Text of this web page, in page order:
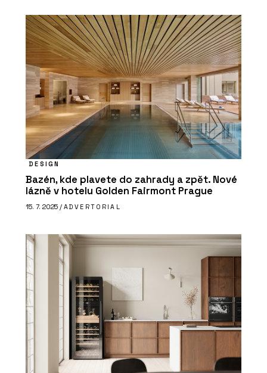
DESIGN
Bazén, kde plavete do zahrady a zpět. Nové
lázně v hotelu Golden Fairmont Prague
15. 7. 2025 / ADVERTORIAL